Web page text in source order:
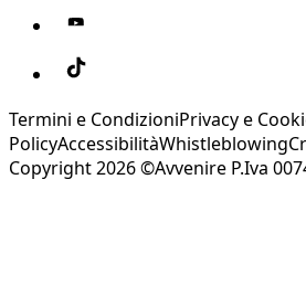
Termini e CondizioniPrivacy e
PolicyAccessibilitàWhistleblowing
Copyright 2026 ©Avvenire P.Iva